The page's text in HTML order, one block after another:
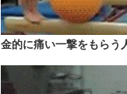
金的に痛い一撃をもらう